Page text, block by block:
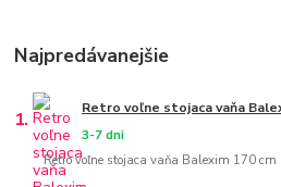
Najpredávanejšie
1. Retro voľne stojaca vaňa
Retro voľne stojaca vaňa Balexim 170 cm
3-7 dni